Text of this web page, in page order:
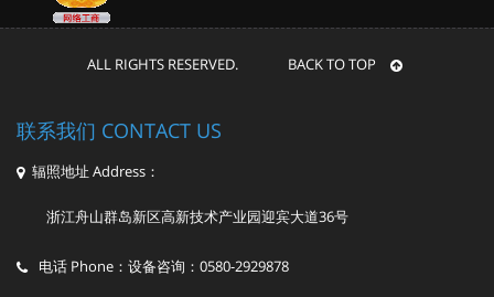
ALL RIGHTS RESERVED. BACK TO TOP
联系我们 CONTACT US
辐照地址 Address：
浙江舟山群岛新区高新技术产业园迎宾大道36号
电话 Phone：设备咨询：0580-2929878